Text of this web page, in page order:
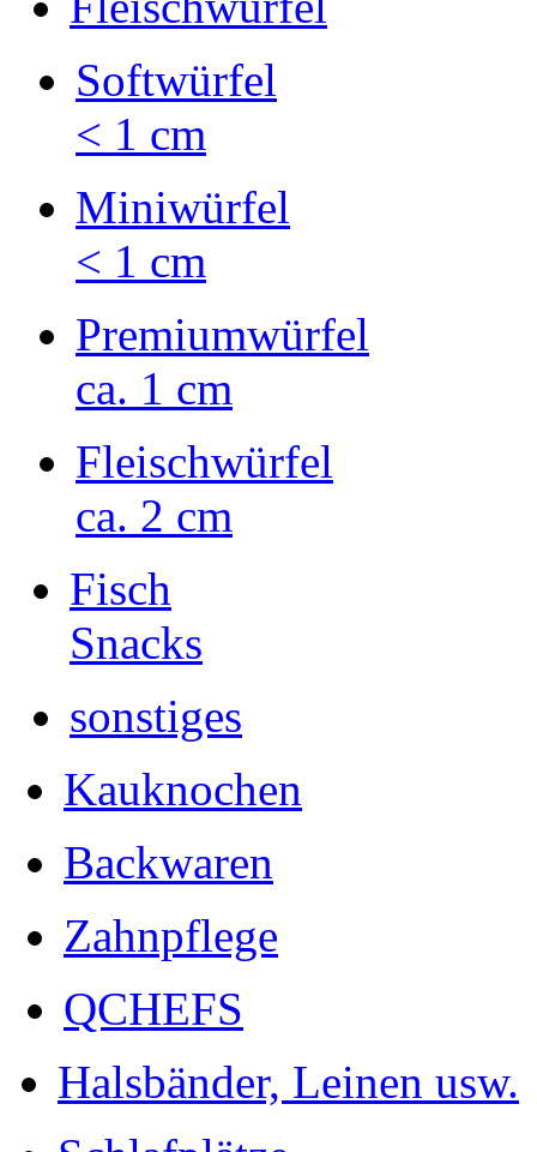
Softwürfel
< 1 cm
Miniwürfel
< 1 cm
Premiumwürfel
ca. 1 cm
Fleischwürfel
ca. 2 cm
Fisch
Snacks
sonstiges
Kauknochen
Backwaren
Zahnpflege
QCHEFS
Halsbänder, Leinen usw.